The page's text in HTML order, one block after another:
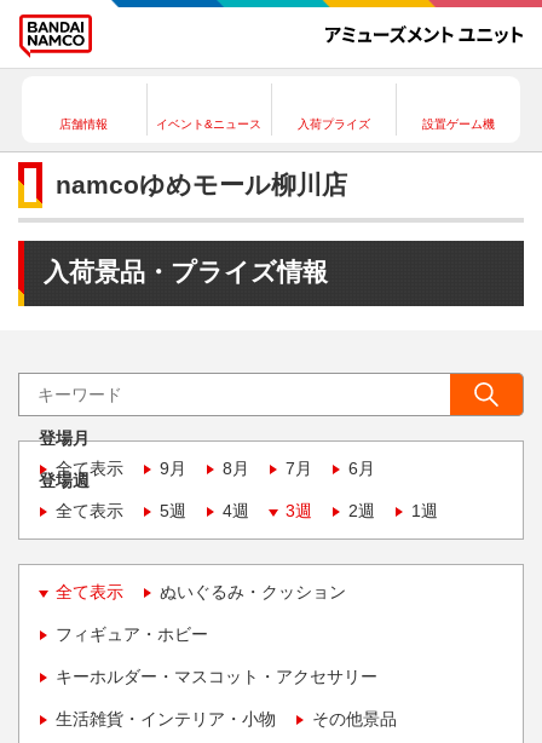
店舗情報 イベント&ニュース 入荷プライズ 設置ゲーム機
namcoゆめモール柳川店
入荷景品・プライズ情報
登場月
全て表示
9月 8月 7月 6月
登場週
全て表示
5週 4週 3週 2週 1週
全て表示 ぬいぐるみ・クッション
フィギュア・ホビー
キーホルダー・マスコット・アクセサリー
生活雑貨・インテリア・小物 その他景品